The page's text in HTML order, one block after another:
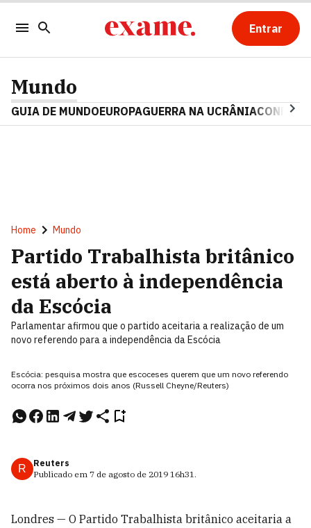
Entrar
Mundo
GUIA DE MUNDOEUROPAGUERRA NA UCRÂNIA
Home Mundo
Partido Trabalhista britânico
está aberto à independência
da Escócia
Parlamentar afirmou que o partido aceitaria a realização de um
novo referendo para a independência da Escócia
Escócia: pesquisa mostra que escoceses querem que um novo referendo
ocorra nos próximos dois anos (Russell Cheyne/Reuters)
R
Reuters
Publicado em 7 de agosto de 2019 16h31.
Londres — O Partido Trabalhista britânico aceitaria a